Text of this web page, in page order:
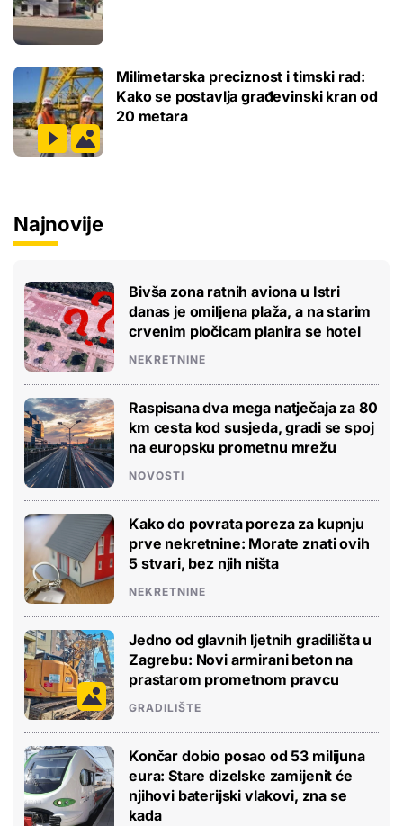
Milimetarska preciznost i timski rad:
Kako se postavlja građevinski kran od
20 metara
Najnovije
Bivša zona ratnih aviona u Istri
danas je omiljena plaža, a na starim
crvenim pločicam planira se hotel
NEKRETNINE
Raspisana dva mega natječaja za 80
km cesta kod susjeda, gradi se spoj
na europsku prometnu mrežu
NOVOSTI
Kako do povrata poreza za kupnju
prve nekretnine: Morate znati ovih
5 stvari, bez njih ništa
NEKRETNINE
Jedno od glavnih ljetnih gradilišta u
Zagrebu: Novi armirani beton na
prastarom prometnom pravcu
GRADILIŠTE
Končar dobio posao od 53 milijuna
eura: Stare dizelske zamijenit će
njihovi baterijski vlakovi, zna se
kada